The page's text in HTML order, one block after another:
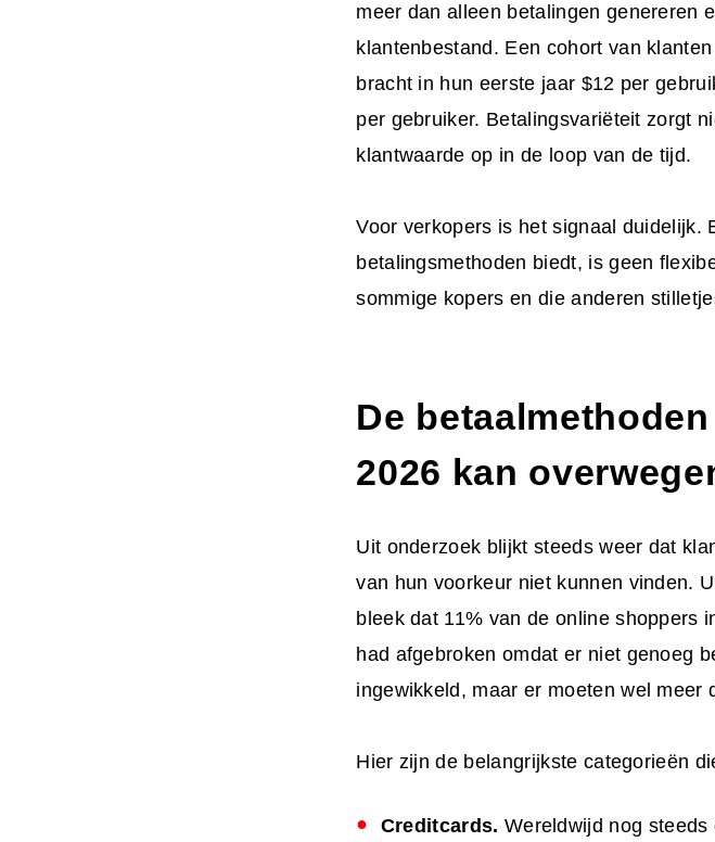
meer dan alleen betalingen genereren
klantenbestand. Een cohort van
bracht in hun eerste jaar $12 per
per gebruiker. Betalingsvariëteit zorgt
klantwaarde op in de loop van de tijd.
Voor verkopers is het signaal duidelijk.
betalingsmethoden biedt, is geen
sommige kopers en die anderen
De
2026 kan
Uit onderzoek blijkt steeds weer dat
van hun voorkeur niet kunnen vinden.
bleek dat 11% van de online shoppers
had afgebroken omdat er niet genoeg
ingewikkeld, maar er moeten wel meer
Hier zijn de belangrijkste categorieën
Creditcards. Wereldwijd nog